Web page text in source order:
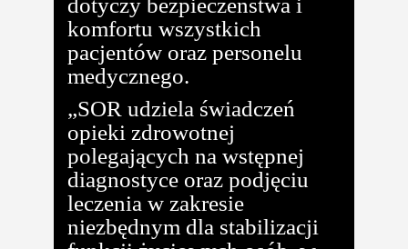
dotyczy bezpieczeństwa i
komfortu wszystkich
pacjentów oraz personelu
medycznego.
„SOR udziela świadczeń
opieki zdrowotnej
polegających na wstępnej
diagnostyce oraz podjęciu
leczenia w zakresie
niezbędnym dla stabilizacji